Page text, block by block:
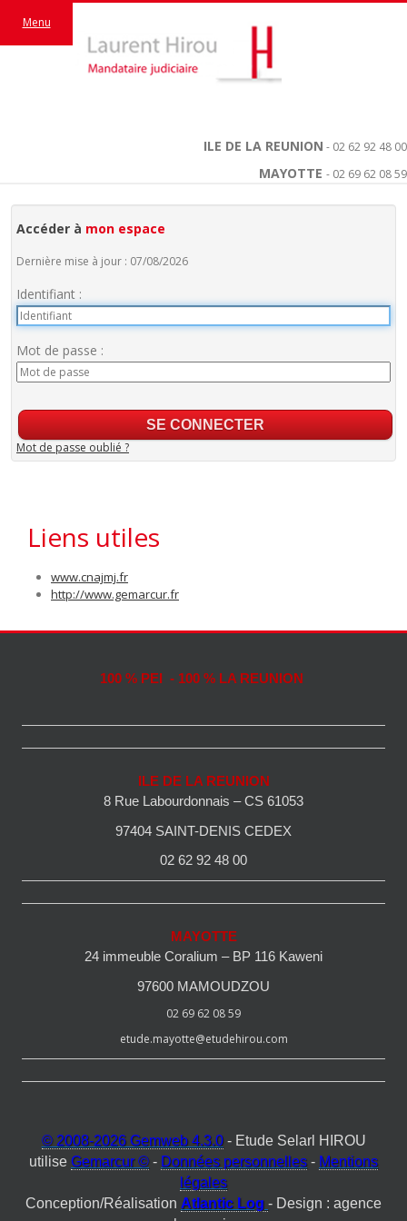
ILE DE LA REUNION - 02 62 92 48 00
MAYOTTE - 02 69 62 08 59
Menu
Accéder à mon espace
Dernière mise à jour : 07/08/2026
Identifiant :
Mot de passe :
Mot de passe oublié ?
Liens utiles
www.cnajmj.fr
http://www.gemarcur.fr
100 % PEI - 100 % LA REUNION
ILE DE LA REUNION
8 Rue Labourdonnais – CS 61053
97404 SAINT-DENIS CEDEX
02 62 92 48 00
MAYOTTE
24 immeuble Coralium – BP 116 Kaweni
97600 MAMOUDZOU
02 69 62 08 59
etude.mayotte@etudehirou.com
© 2008-2026 Gemweb 4.3.0- Etude Selarl HIROU
utilise Gemarcur © - Données personnelles - Mentions
légales
Conception/Réalisation Atlantic Log - Design : agence